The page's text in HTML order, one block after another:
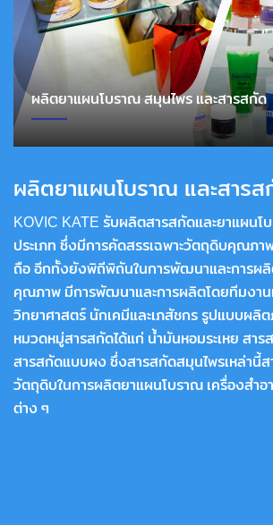
ผลิตยาแผนโบราณ สมุนไพร และสารสกัด
ผลิตยาแผนโบราณ และสารส
KOVIC KATE รับผลิตสารสกัดและยาแผนโ
ประเภท ซึ่งมีการคัดสรรเฉพาะวัตถุดิบคุณภา
ถือ อีกทั้งยังพิถีพิถันในการพัฒนาและการผ
คุณภาพ มีการพัฒนาและการผลิตโดยทีมงา
วิทยาศาสตร์ นักเคมีและเภสัชกร รูปแบบผ
หมวดหมู่สารสกัดได้แก่ น้ำมันหอมระเหย สาร
สารสกัดแบบผง ซึ่งสารสกัดสมุนไพรเหล่านี้ส
วัตถุดิบในการผลิตยาแผนโบราณ เครื่องสำอ
ต่าง ๆ